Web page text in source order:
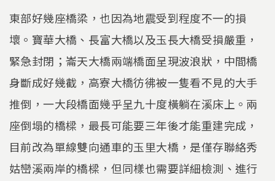
東部好幾座橋梁，也因為地震受到程度不一的損
壞。寶華大橋、長富大橋以及玉長大橋受損嚴重，
緊急封閉；崙天大橋兩端橋面呈現波浪狀，中間橋
身斷成好幾截，高寮大橋彷彿被一隻看不見的大手
推倒，一大段橋面幾乎呈九十度橫躺在溪床上。兩
座倒塌的橋樑，最長可能要三年後才能重建完成，
目前改為單線雙向通車的玉里大橋，是僅存聯絡秀
姑巒溪兩岸的橋樑，但同樣也需要詳細檢測、進行